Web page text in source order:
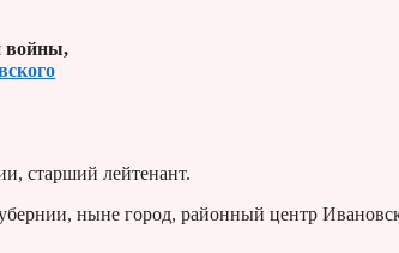
войны,
старший лейтенант.
ныне город, районный центр